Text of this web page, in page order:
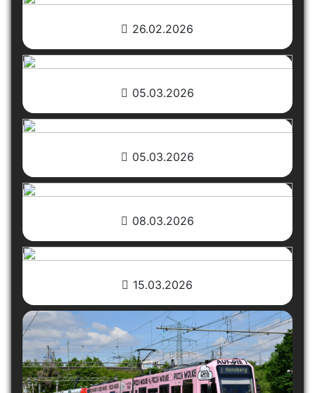
26.02.2026
05.03.2026
05.03.2026
08.03.2026
15.03.2026